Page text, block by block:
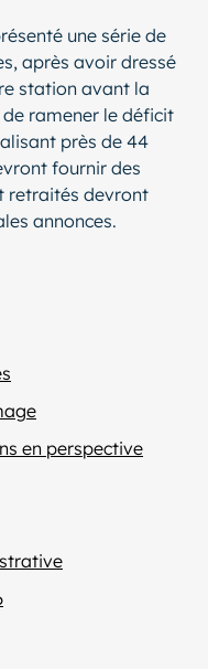
une série de
après avoir dressé
station avant la
de ramener le déficit
près de 44
fournir des
retraités devront
annonces.
en perspective